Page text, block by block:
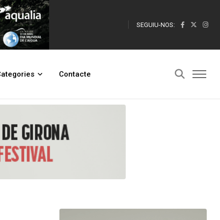
SEGUIU-NOS:
Contacte
s'espera una gran afluència de públic